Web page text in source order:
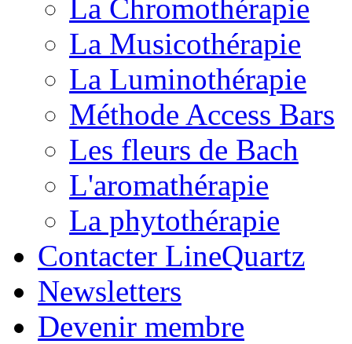
La Chromothérapie
La Musicothérapie
La Luminothérapie
Méthode Access Bars
Les fleurs de Bach
L'aromathérapie
La phytothérapie
Contacter LineQuartz
Newsletters
Devenir membre